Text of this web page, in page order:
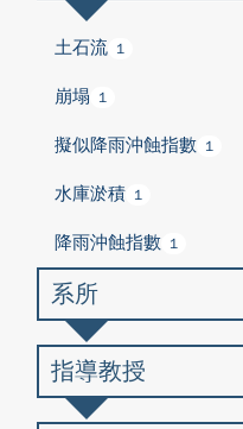
土石流 1
崩塌 1
擬似降雨沖蝕指數 1
水庫淤積 1
降雨沖蝕指數 1
系所
指導教授